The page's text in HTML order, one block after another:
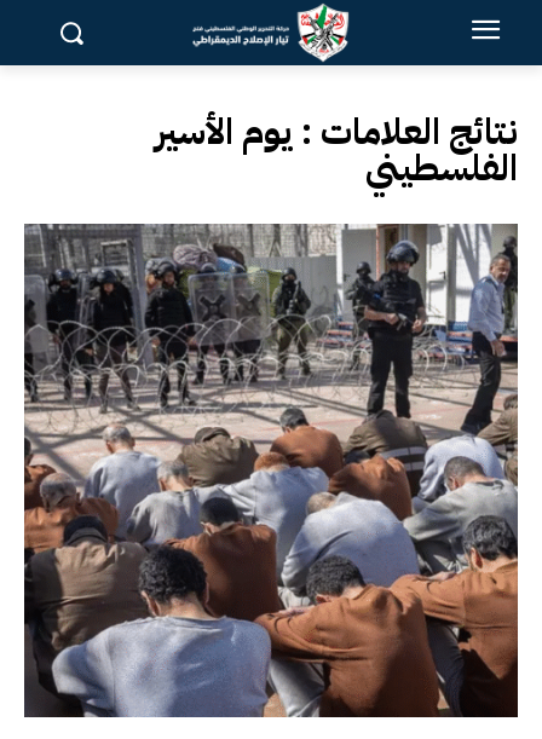
نتائج العلامات : يوم الأسير
الفلسطيني